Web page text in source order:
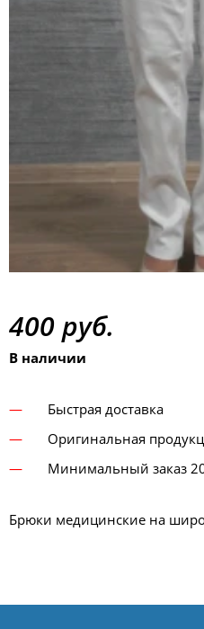
400 руб.
В наличии
Быстрая доставка
Оригинальная
Минимальный заказ
Брюки медицинские на